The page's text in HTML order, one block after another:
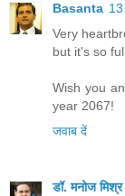
Basanta
Very
but it's so
Wish you
year 2067!
जवाब दें
डॉ. मनोज मिश्र